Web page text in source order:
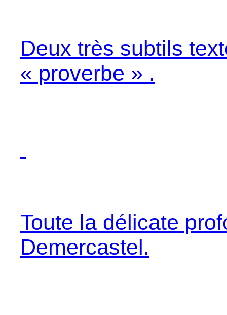
Deux très subtils
« proverbe » .
Toute la délicate
Demercastel.